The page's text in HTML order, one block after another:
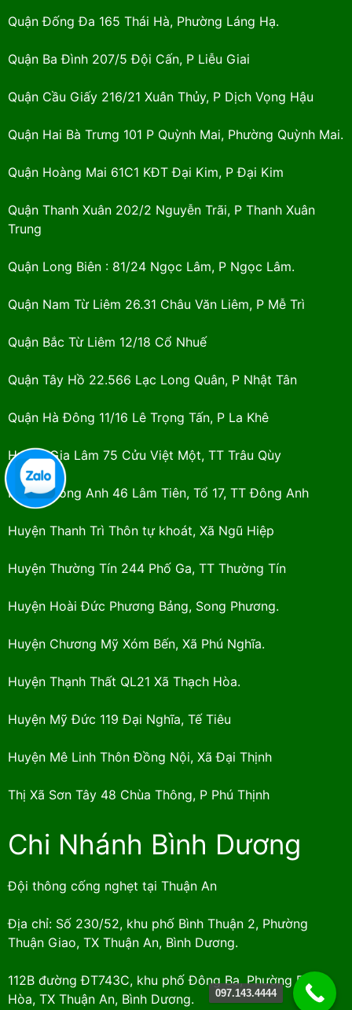
Quận Đống Đa 165 Thái Hà, Phường Láng Hạ.
Quận Ba Đình 207/5 Đội Cấn, P Liễu Giai
Quận Cầu Giấy 216/21 Xuân Thủy, P Dịch Vọng Hậu
Quận Hai Bà Trưng 101 P Quỳnh Mai, Phường Quỳnh Mai.
Quận Hoàng Mai 61C1 KĐT Đại Kim, P Đại Kim
Quận Thanh Xuân 202/2 Nguyễn Trãi, P Thanh Xuân
Trung
Quận Long Biên : 81/24 Ngọc Lâm, P Ngọc Lâm.
Quận Nam Từ Liêm 26.31 Châu Văn Liêm, P Mễ Trì
Quận Bắc Từ Liêm 12/18 Cổ Nhuế
Quận Tây Hồ 22.566 Lạc Long Quân, P Nhật Tân
Quận Hà Đông 11/16 Lê Trọng Tấn, P La Khê
Huyện Gia Lâm 75 Cửu Việt Một, TT Trâu Qùy
Huyện Đông Anh 46 Lâm Tiên, Tổ 17, TT Đông Anh
Huyện Thanh Trì Thôn tự khoát, Xã Ngũ Hiệp
Huyện Thường Tín 244 Phố Ga, TT Thường Tín
Huyện Hoài Đức Phương Bảng, Song Phương.
Huyện Chương Mỹ Xóm Bến, Xã Phú Nghĩa.
Huyện Thạnh Thất QL21 Xã Thạch Hòa.
Huyện Mỹ Đức 119 Đại Nghĩa, Tế Tiêu
Huyện Mê Linh Thôn Đồng Nội, Xã Đại Thịnh
Thị Xã Sơn Tây 48 Chùa Thông, P Phú Thịnh
Chi Nhánh Bình Dương
Đội thông cống nghẹt tại Thuận An
Địa chỉ: Số 230/52, khu phố Bình Thuận 2, Phường
Thuận Giao, TX Thuận An, Bình Dương.
112B đường ĐT743C, khu phố Đông Ba, Phường Bình
Hòa, TX Thuận An, Bình Dương.
097.143.4444